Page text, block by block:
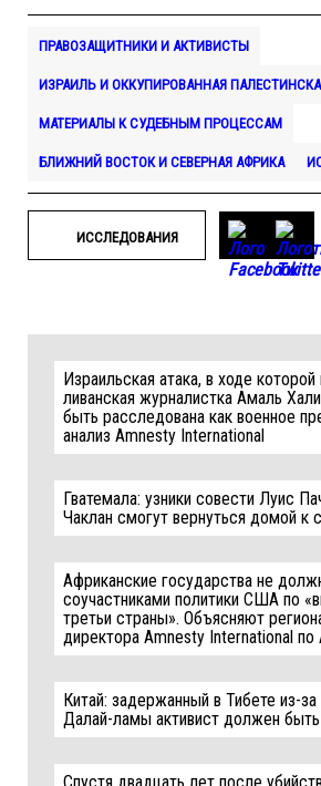
ПРАВОЗАЩИТНИКИ И АКТИВИСТЫ
ИЗРАИЛЬ И ОККУПИРОВАННАЯ
МАТЕРИАЛЫ К СУДЕБНЫМ ПРОЦЕССАМ
БЛИЖНИЙ ВОСТОК И СЕВЕРНАЯ АФРИКА
ИССЛЕДОВАНИЯ
Израильская атака, в ходе которой
ливанская журналистка Амаль
быть расследована как военное
анализ Amnesty International
Гватемала: узники совести Луис
Чаклан смогут вернуться домой к
Африканские государства не
соучастниками политики США по
третьи страны». Объясняют
директора Amnesty International по
Китай: задержанный в Тибете из-
Далай-ламы активист должен